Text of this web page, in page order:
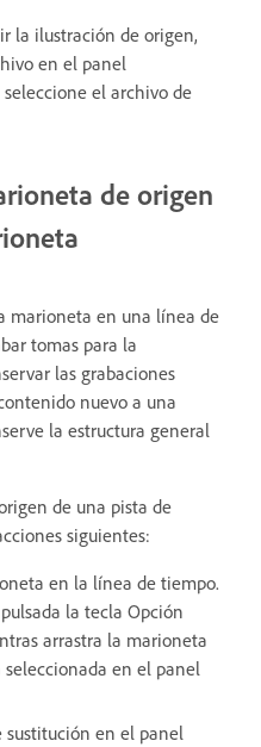
la ilustración de origen,
en el panel
el archivo de
de origen
marioneta en una línea de
tomas para la
las grabaciones
nuevo a una
la estructura general
de una pista de
siguientes:
en la línea de tiempo.
la tecla Opción
arrastra la marioneta
en el panel
en el panel